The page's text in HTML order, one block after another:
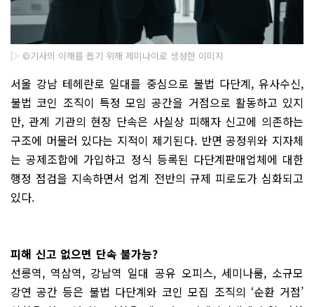
▷ ©기사의 이해를 돕기 위해 제미나이로 생성한 이미지
서울 강남 테헤란로 일대를 중심으로 불법 다단계, 유사수신,
불법 코인 조직이 특정 모임 공간을 거점으로 활동하고 있지
만, 관계 기관의 현장 단속은 사실상 피해자 신고에 의존하는
구조에 머물러 있다는 지적이 제기된다. 반면 공정위와 지자체
는 공제조합에 가입하고 정식 등록된 다단계판매업체에 대한
행정 점검을 지속하면서 업계 전반의 규제 피로도가 심화되고
있다.
피해 신고 없으면 단속 불가능?
선릉역, 역삼역, 강남역 일대 공유 오피스, 세미나룸, 소규모
강연 공간 등은 불법 다단계와 코인 모집 조직의 ‘순환 거점’